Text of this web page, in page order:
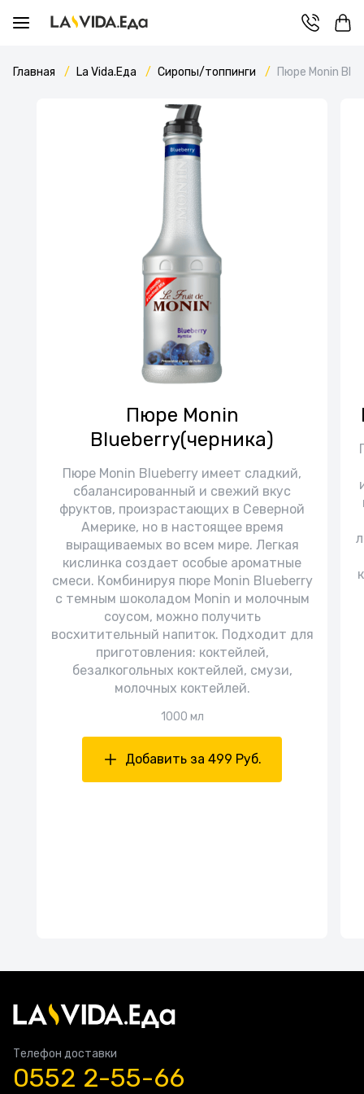
Главная La Vida.Еда Сиропы/топпинги Пюре Monin
Пюре Monin
Blueberry(черника)
Пюре Monin Blueberry имеет сладкий,
сбалансированный и свежий вкус
фруктов, произрастающих в Северной
Америке, но в настоящее время
выращиваемых во всем мире. Легкая
кислинка создает особые ароматные
смеси. Комбинируя пюре Monin Blueberry
с темным шоколадом Monin и молочным
соусом, можно получить
восхитительный напиток. Подходит для
приготовления: коктейлей,
безалкогольных коктейлей, смузи,
молочных коктейлей.
1000 мл
Добавить за 499 Руб.
Телефон доставки
0552 2-55-66